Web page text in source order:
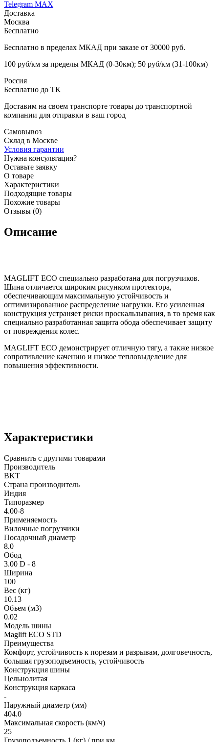
Telegram MAX
Доставка
Москва
Бесплатно
Бесплатно в пределах МКАД при заказе от 30000 руб.
100 руб/км за пределы МКАД (0-30км); 50 руб/км (31-100км)
Россия
Бесплатно до ТК
Доставим на своем транспорте товары до транспортной
компании для отправки в ваш город
Самовывоз
Склад в Москве
Условия гарантии
Нужна консультация?
Оставьте заявку
О товаре
Характеристики
Подходящие товары
Похожие товары
Отзывы (0)
Описание
MAGLIFT ECO специально разработана для погрузчиков.
Шина отличается широким рисунком протектора,
обеспечивающим максимальную устойчивость и
оптимизированное распределение нагрузки. Его усиленная
конструкция устраняет риски проскальзывания, в то время как
специально разработанная защита обода обеспечивает защиту
от повреждения колес.
MAGLIFT ECO демонстрирует отличную тягу, а также низкое
сопротивление качению и низкое тепловыделение для
повышения эффективности.
Характеристики
Сравнить с другими товарами
Производитель
BKT
Страна производитель
Индия
Типоразмер
4.00-8
Применяемость
Вилочные погрузчики
Посадочный диаметр
8.0
Обод
3.00 D - 8
Ширина
100
Вес (кг)
10.13
Объем (м3)
0.02
Модель шины
Maglift ECO STD
Преимущества
Комфорт, устойчивость к порезам и разрывам, долговечность,
большая грузоподъемность, устойчивость
Конструкция шины
Цельнолитая
Конструкция каркаса
-
Наружный диаметр (мм)
404.0
Максимальная скорость (км/ч)
25
Грузоподъемность 1 (кг) / при км